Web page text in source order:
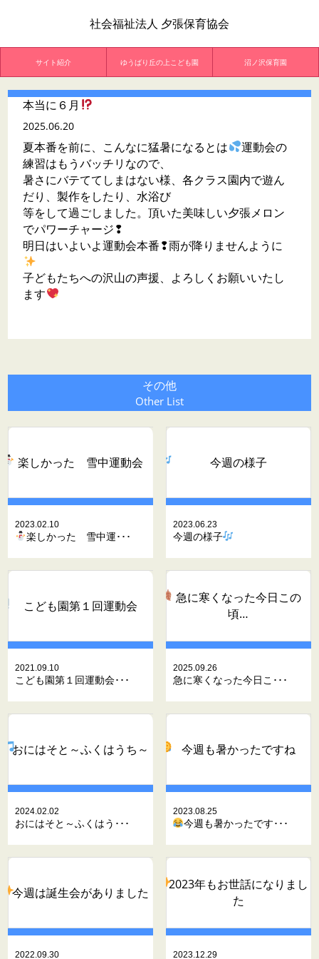
社会福祉法人 夕張保育協会
サイト紹介 ゆうばり丘の上こども園 沼ノ沢保育園
本当に６月
2025.06.20
夏本番を前に、こんなに猛暑になるとは
運動会の
練習はもうバッチリなので、
暑さにバテててしまはない様、各クラス園内で遊ん
だり、製作をしたり、水浴び
等をして過ごしました。頂いた美味しい夕張メロン
でパワーチャージ❢
明日はいよいよ運動会本番❢雨が降りませんように
子どもたちへの沢山の声援、よろしくお願いいたし
ます
その他
Other List
楽しかった 雪中運動会
2023.02.10
楽しかった 雪中運･･･
今週の様子
2023.06.23
今週の様子
こども園第１回運動会
2021.09.10
こども園第１回運動会･･･
急に寒くなった今日この
頃…
2025.09.26
急に寒くなった今日こ･･･
おにはそと～ふくはうち～
2024.02.02
おにはそと～ふくはう･･･
今週も暑かったですね
2023.08.25
今週も暑かったです･･･
今週は誕生会がありました
2022.09.30
2023年もお世話になりまし
た
2023.12.29